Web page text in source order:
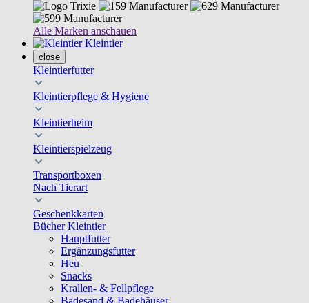
Alle Marken anschauen
Kleintier
close
Kleintierfutter
Kleintierpflege & Hygiene
Kleintierheim
Kleintierspielzeug
Transportboxen
Nach Tierart
Geschenkkarten
Bücher Kleintier
Hauptfutter
Ergänzungsfutter
Heu
Snacks
Krallen- & Fellpflege
Badesand & Badehäuser